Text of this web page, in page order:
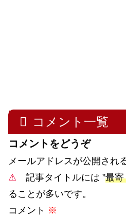
コメント一覧
コメントをどうぞ
メールアドレスが公開され
⚠ 記事タイトルには ”最寄
ることが多いです。
コメント ※